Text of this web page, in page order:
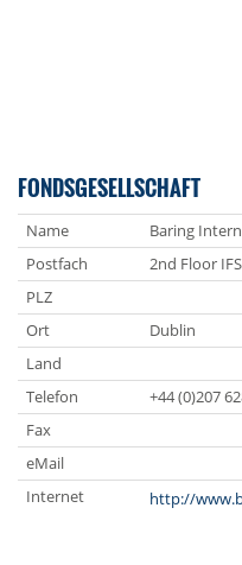
FONDSGESELLSCHAFT
Name
Baring
Postfach
2nd Floor
PLZ
Ort
Dublin
Land
Telefon
+44 (0)207
Fax
eMail
Internet
http://